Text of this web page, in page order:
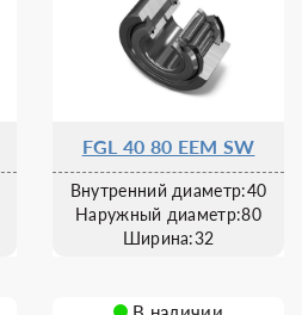
FGL 40 80 EEM SW
Внутренний диаметр:40
Наружный диаметр:80
Ширина:32